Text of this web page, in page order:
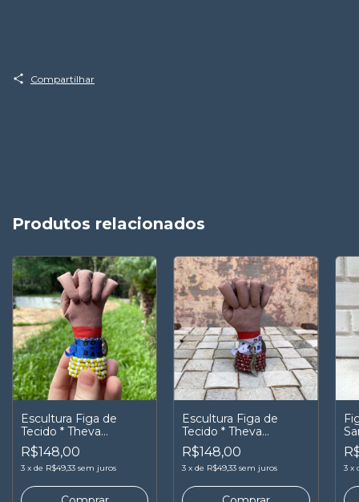
Compartilhar
Produtos relacionados
Escultura Figa de
Tecido * Theva
Almeida
R$148,00
3 x de R$49,33 sem juros
Escultura Figa de
Tecido * Theva
Almeida
R$148,00
3 xde R$49,33 sem juros 3 x